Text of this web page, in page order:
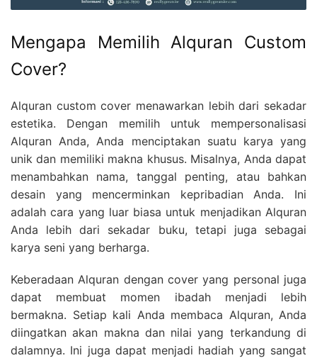
Mengapa Memilih Alquran Custom
Cover?
Alquran custom cover menawarkan lebih dari sekadar
estetika. Dengan memilih untuk mempersonalisasi
Alquran Anda, Anda menciptakan suatu karya yang
unik dan memiliki makna khusus. Misalnya, Anda dapat
menambahkan nama, tanggal penting, atau bahkan
desain yang mencerminkan kepribadian Anda. Ini
adalah cara yang luar biasa untuk menjadikan Alquran
Anda lebih dari sekadar buku, tetapi juga sebagai
karya seni yang berharga.
Keberadaan Alquran dengan cover yang personal juga
dapat membuat momen ibadah menjadi lebih
bermakna. Setiap kali Anda membaca Alquran, Anda
diingatkan akan makna dan nilai yang terkandung di
dalamnya. Ini juga dapat menjadi hadiah yang sangat